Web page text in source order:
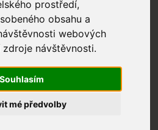
prostředí,
obsahu a
webových
návštěvnosti.
Souhlasím
mé předvolby